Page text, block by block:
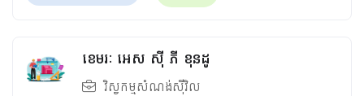
ខេមរៈ អេស ស៊ី​ ភី ខុនដូ
វិស្វកម្មសំណង់ស៊ីវិល